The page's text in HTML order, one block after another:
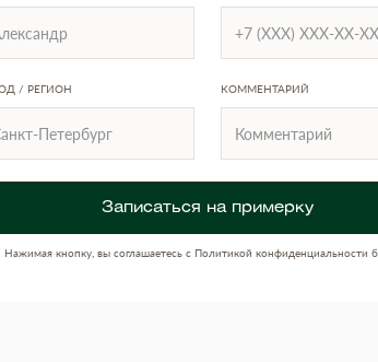
/ РЕГИОН КОММЕНТАРИЙ
Записаться на примерку
Нажимая кнопку, вы соглашаетесь с Политикой конфиденциальности